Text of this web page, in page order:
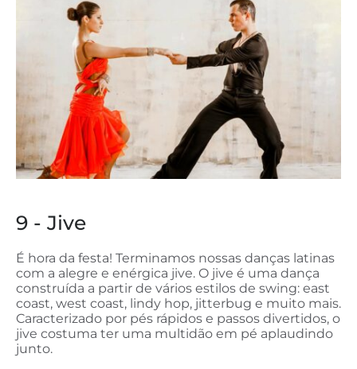
9 - Jive
É hora da festa! Terminamos nossas danças latinas
com a alegre e enérgica jive. O jive é uma dança
construída a partir de vários estilos de swing: east
coast, west coast, lindy hop, jitterbug e muito mais.
Caracterizado por pés rápidos e passos divertidos, o
jive costuma ter uma multidão em pé aplaudindo
junto.